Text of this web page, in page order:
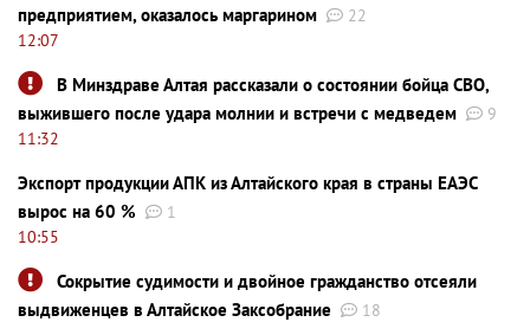
предприятием, оказалось маргарином
22
12:07
В Минздраве Алтая рассказали о состоянии бойца СВО,
выжившего после удара молнии и встречи с медведем
9
11:32
Экспорт продукции АПК из Алтайского края в страны ЕАЭС
вырос на 60 %
1
10:55
Сокрытие судимости и двойное гражданство отсеяли
выдвиженцев в Алтайское Заксобрание
18